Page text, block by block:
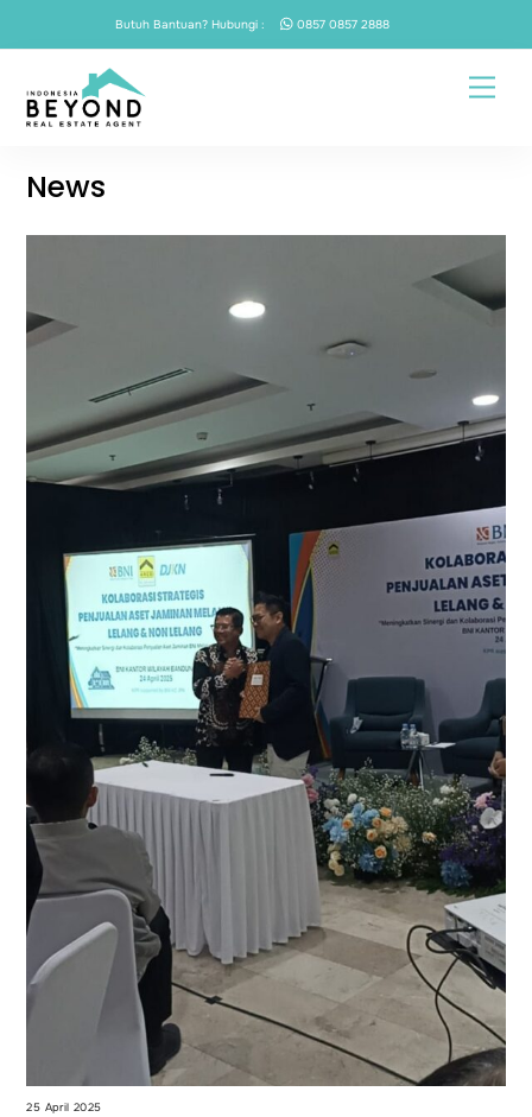
Butuh Bantuan? Hubungi : 0857 0857 2888
Menu
News
25 April 2025